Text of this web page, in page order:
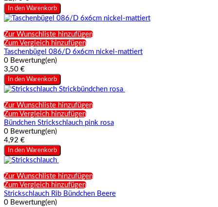
In den Warenkorb
Zur Wunschliste hinzufügen
Zum Vergleich hinzufügen
Taschenbügel 086/D 6x6cm nickel-mattiert
0 Bewertung(en)
3,50 €
In den Warenkorb
Zur Wunschliste hinzufügen
Zum Vergleich hinzufügen
Bündchen Strickschlauch pink rosa
0 Bewertung(en)
4,92 €
In den Warenkorb
Zur Wunschliste hinzufügen
Zum Vergleich hinzufügen
Strickschlauch Rib Bündchen Beere
0 Bewertung(en)